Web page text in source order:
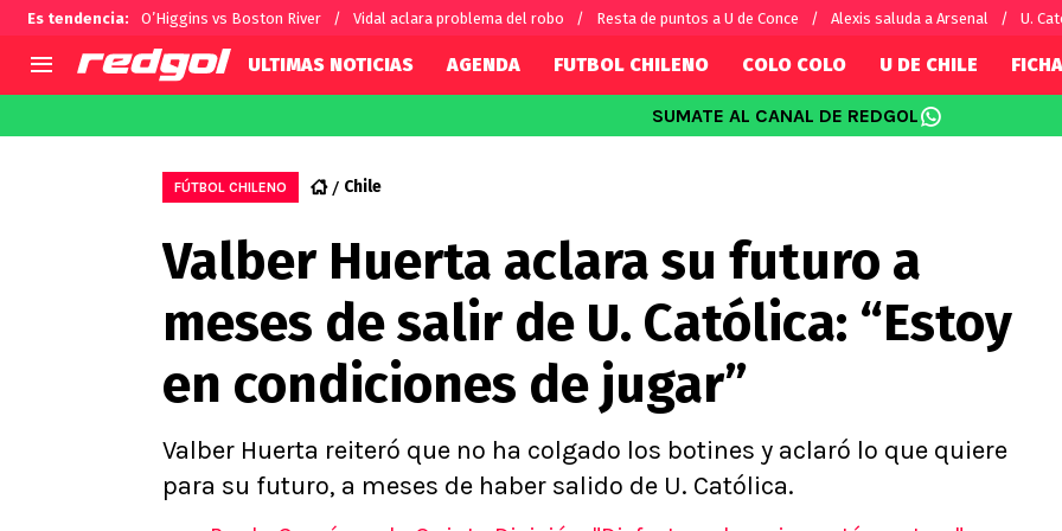
Es tendencia: O’Higgins vs Boston River Vidal aclara problema del robo Resta de puntos a U de Conce Alexis saluda a Arsenal U.
Selección Chilena
U de Chile
U Católica
Campeonato Nacional
Primera B
Segunda División
Copa Chile
Supercopa Chile
Campeonato Femenino
Alexis Sánchez
Carlos Palacios
Chilenos por el mundo
Fútbol Argentino
Fútbol Brasileño
Premier
Serie A
ULTIMAS NOTICIAS AGENDA FUTBOL CHILENO COLO COLO U DE CHILE
SUMATE AL CANAL DE REDGOL
FÚTBOL CHILENO Chile
Valber Huerta aclara su futuro a
meses de salir de U. Católica: “Estoy
en condiciones de jugar”
Valber Huerta reiteró que no ha colgado los botines y aclaró lo que quiere
para su futuro, a meses de haber salido de U. Católica.